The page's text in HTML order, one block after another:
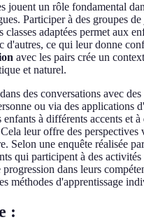
jouent un rôle fondamental
Participer à des groupes
classes adaptées permet aux
d'autres, ce qui leur donne
avec les pairs crée un
et naturel.
des conversations avec
ou via des applications
à différents accents et à
leur offre des perspectives
Selon une enquête réalisée
qui participent à des
dans leurs
méthodes d'apprentissage
: